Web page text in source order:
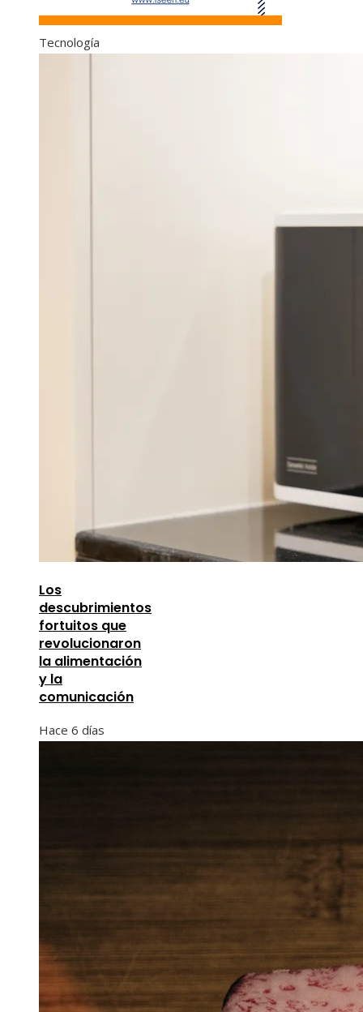
Tecnología
Los
descubrimientos
fortuitos que
revolucionaron
la alimentación
y la
comunicación
Hace 6 días